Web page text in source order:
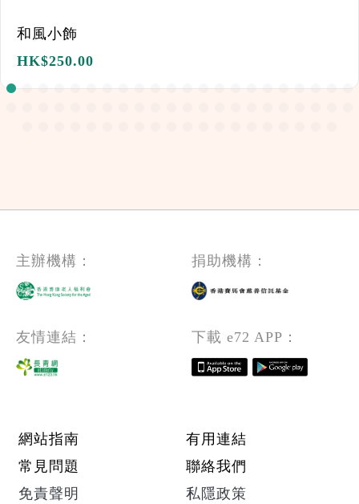
和風小飾
HK$250.00
主辦機構： 捐助機構：
友情連結： 下載 e72 APP：
Footer menu
網站指南
有用連結
常見問題
聯絡我們
免責聲明
私隱政策